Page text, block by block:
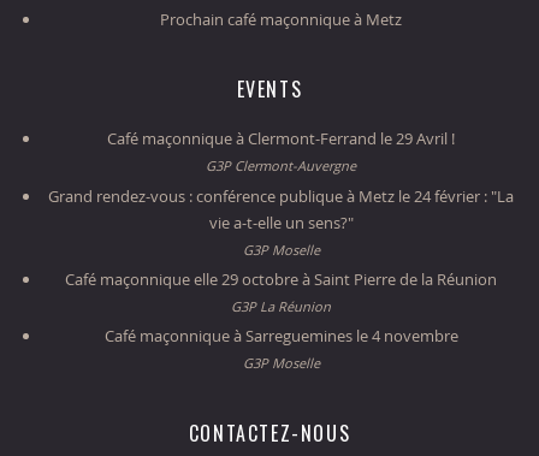
Prochain café maçonnique à Metz
EVENTS
Café maçonnique à Clermont-Ferrand le 29 Avril !
G3P Clermont-Auvergne
Grand rendez-vous : conférence publique à Metz le 24 février : "La
vie a-t-elle un sens?"
G3P Moselle
Café maçonnique elle 29 octobre à Saint Pierre de la Réunion
G3P La Réunion
Café maçonnique à Sarreguemines le 4 novembre
G3P Moselle
CONTACTEZ-NOUS